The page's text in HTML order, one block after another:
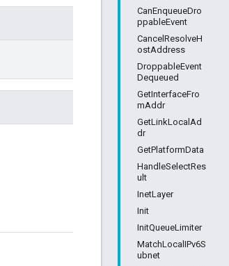
CanEnqueueDro
ppableEvent
CancelResolveH
ostAddress
DroppableEvent
Dequeued
GetInterfaceFro
mAddr
GetLinkLocalAd
dr
GetPlatformData
HandleSelectRes
ult
InetLayer
Init
InitQueueLimiter
MatchLocalIPv6S
ubnet